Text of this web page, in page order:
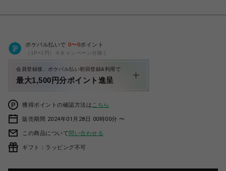
ポケパル払いで 0〜0ポイント
（1P=1円）※キャンペーン分除く
会員登録後、ポケパル払い初回登録&利用で
最大1,500円分ポイント進呈
獲得ポイントの確認方法は こちら
販売期間 2024年01月28日 00時00分 〜
この商品について問い合わせる
ギフト：ラッピング不可